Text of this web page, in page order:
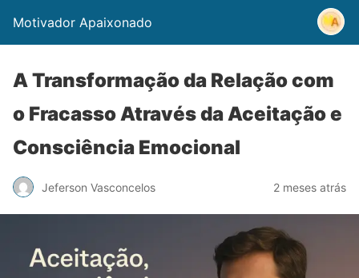
Motivador Apaixonado
A Transformação da Relação com
o Fracasso Através da Aceitação e
Consciência Emocional
Jeferson Vasconcelos 2 meses atrás